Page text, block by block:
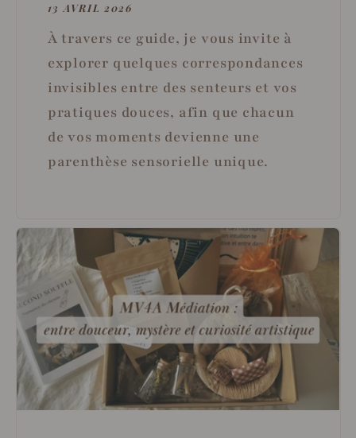
13 AVRIL 2026
À travers ce guide, je vous invite à
explorer quelques correspondances
invisibles entre des senteurs et vos
pratiques douces, afin que chacun
de vos moments devienne une
parenthèse sensorielle unique.